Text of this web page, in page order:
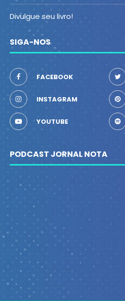
Divulgue seu livro!
SIGA-NOS
FACEBOOK
INSTAGRAM
YOUTUBE
PODCAST JORNAL NOTA